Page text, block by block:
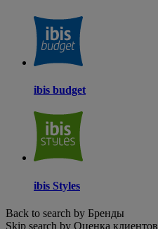
ibis budget
ibis Styles
Back to search by Бренды
Skip search by Оценка клиентов